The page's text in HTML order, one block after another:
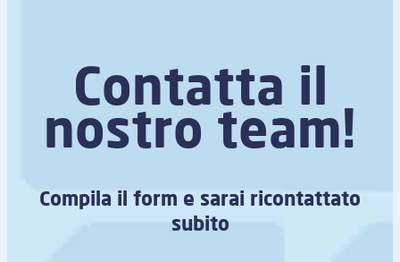
Contatta il
nostro team!
Compila il form e sarai ricontattato
subito